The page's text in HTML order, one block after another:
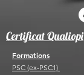
Certificat Qualiopi
Formations
PSC (ex-PSC1)